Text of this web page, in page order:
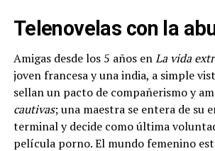
Telenovelas con la
Amigas desde los 5 años enLa vida
joven francesa y una india, a simple
sellan un pacto de compañerismo y
cautivas; una maestra se entera de su
terminal y decide como última
película porno. El mundo femenino